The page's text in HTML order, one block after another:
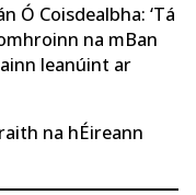
Ó Coisdealbha: ‘Tá
na mBan
leanúint ar
na hÉireann